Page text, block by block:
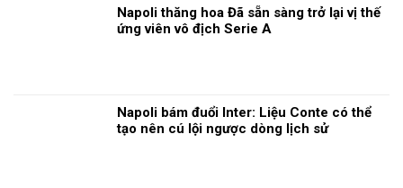
Napoli thăng hoa Đã sẵn sàng trở lại vị thế
ứng viên vô địch Serie A
Napoli bám đuổi Inter: Liệu Conte có thể
tạo nên cú lội ngược dòng lịch sử